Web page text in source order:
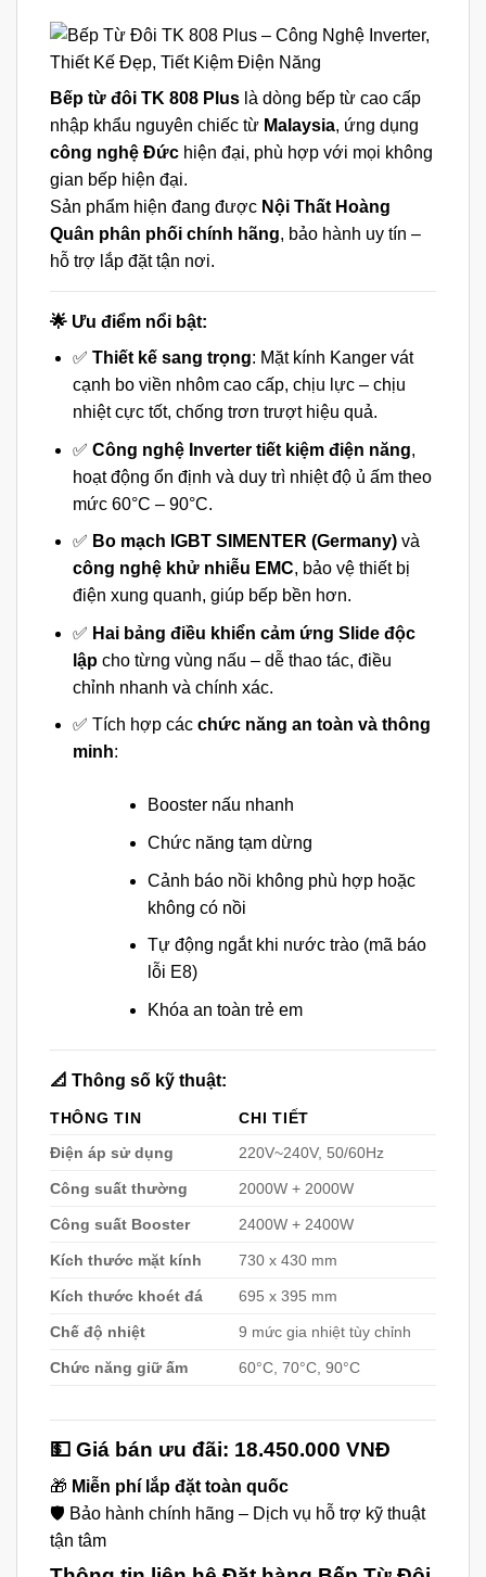
Bếp từ đôi TK 808 Plus là dòng bếp từ cao cấp
nhập khẩu nguyên chiếc từ Malaysia, ứng dụng
công nghệ Đức hiện đại, phù hợp với mọi không
gian bếp hiện đại.
Sản phẩm hiện đang được Nội Thất Hoàng
Quân phân phối chính hãng, bảo hành uy tín –
hỗ trợ lắp đặt tận nơi.
🌟 Ưu điểm nổi bật:
✅ Thiết kế sang trọng: Mặt kính Kanger vát
cạnh bo viền nhôm cao cấp, chịu lực – chịu
nhiệt cực tốt, chống trơn trượt hiệu quả.
✅ Công nghệ Inverter tiết kiệm điện năng,
hoạt động ổn định và duy trì nhiệt độ ủ ấm theo
mức 60°C – 90°C.
✅ Bo mạch IGBT SIMENTER (Germany)và
công nghệ khử nhiễu EMC, bảo vệ thiết bị
điện xung quanh, giúp bếp bền hơn.
✅ Hai bảng điều khiển cảm ứng Slide độc
lậpcho từng vùng nấu – dễ thao tác, điều
chỉnh nhanh và chính xác.
✅ Tích hợp các chức năng an toàn và thông
minh:
Booster nấu nhanh
Chức năng tạm dừng
Cảnh báo nồi không phù hợp hoặc
không có nồi
Tự động ngắt khi nước trào (mã báo
lỗi E8)
Khóa an toàn trẻ em
📐 Thông số kỹ thuật:
THÔNG TIN
CHI TIẾT
Điện áp sử dụng
220V~240V, 50/60Hz
Công suất thường 2000W + 2000W
Công suất Booster 2400W + 2400W
Kích thước mặt kính 730 x 430 mm
Kích thước khoét đá 695 x 395 mm
Chế độ nhiệt 9 mức gia nhiệt tùy chỉnh
Chức năng giữ ấm 60°C, 70°C, 90°C
💵 Giá bán ưu đãi: 18.450.000 VNĐ
🎁 Miễn phí lắp đặt toàn quốc
🛡️ Bảo hành chính hãng – Dịch vụ hỗ trợ kỹ thuật
tận tâm